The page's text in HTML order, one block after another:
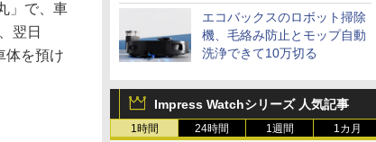
エコバックスのロボット掃除
機、毛絡み防止とモップ自動
洗浄できて10万切る
Impress Watchシリーズ 人気記事
1時間 24時間 1週間 1カ月
」で、車
翌日
体を預け